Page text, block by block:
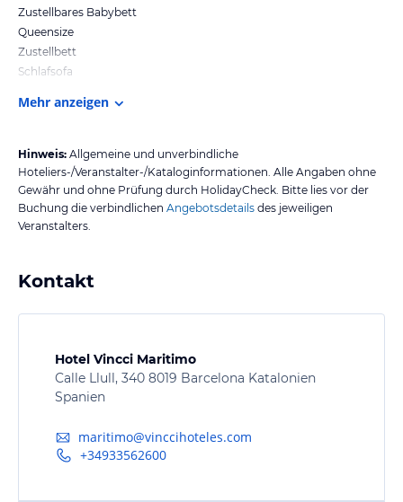
Zustellbares Babybett
Queensize
Zustellbett
Schlafsofa
Mehr anzeigen
Hinweis: Allgemeine und unverbindliche
Hoteliers-/Veranstalter-/Kataloginformationen. Alle Angaben ohne
Gewähr und ohne Prüfung durch HolidayCheck. Bitte lies vor der
Buchung die verbindlichen Angebotsdetails des jeweiligen
Veranstalters.
Kontakt
Hotel Vincci Maritimo
Calle Llull, 340 8019 Barcelona Katalonien
Spanien
maritimo@vinccihoteles.com
+34933562600